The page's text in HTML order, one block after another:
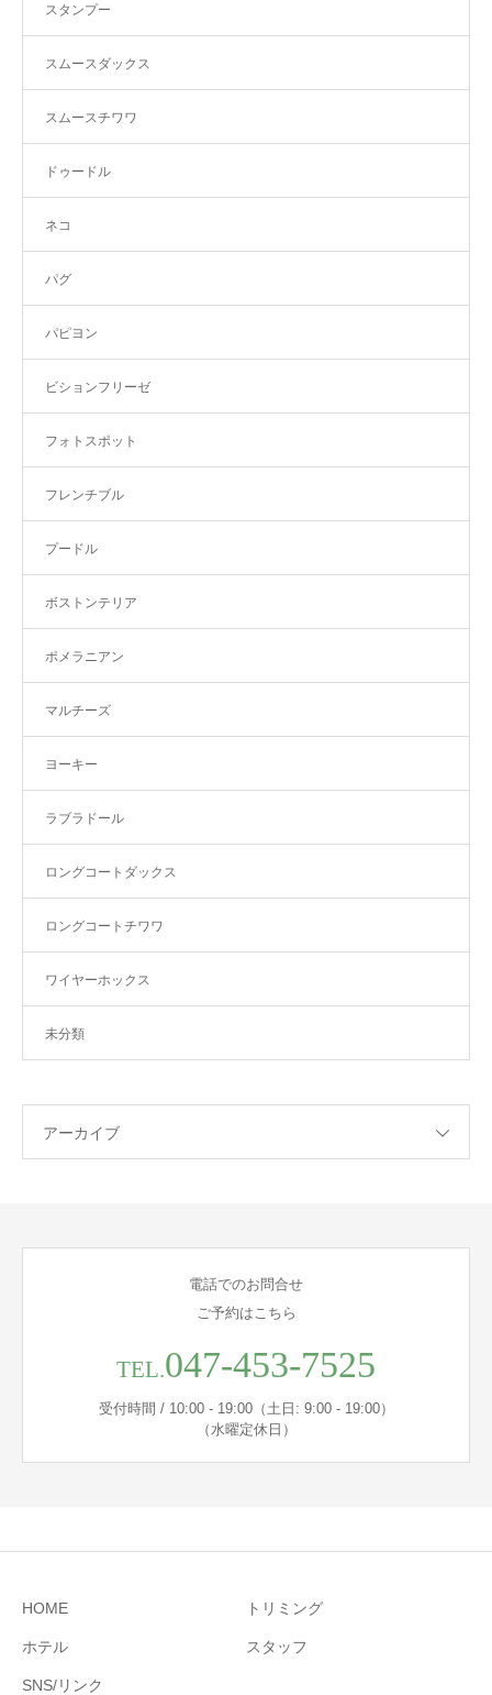
スタンプー
スムースダックス
スムースチワワ
ドゥードル
ネコ
パグ
パピヨン
ビションフリーゼ
フォトスポット
フレンチブル
プードル
ボストンテリア
ポメラニアン
マルチーズ
ヨーキー
ラブラドール
ロングコートダックス
ロングコートチワワ
ワイヤーホックス
未分類
アーカイブ
電話でのお問合せ
ご予約はこちら
TEL.047-453-7525
受付時間 / 10:00 - 19:00（土日: 9:00 - 19:00）
（水曜定休日）
HOME トリミング
ホテル スタッフ
SNS/リンク